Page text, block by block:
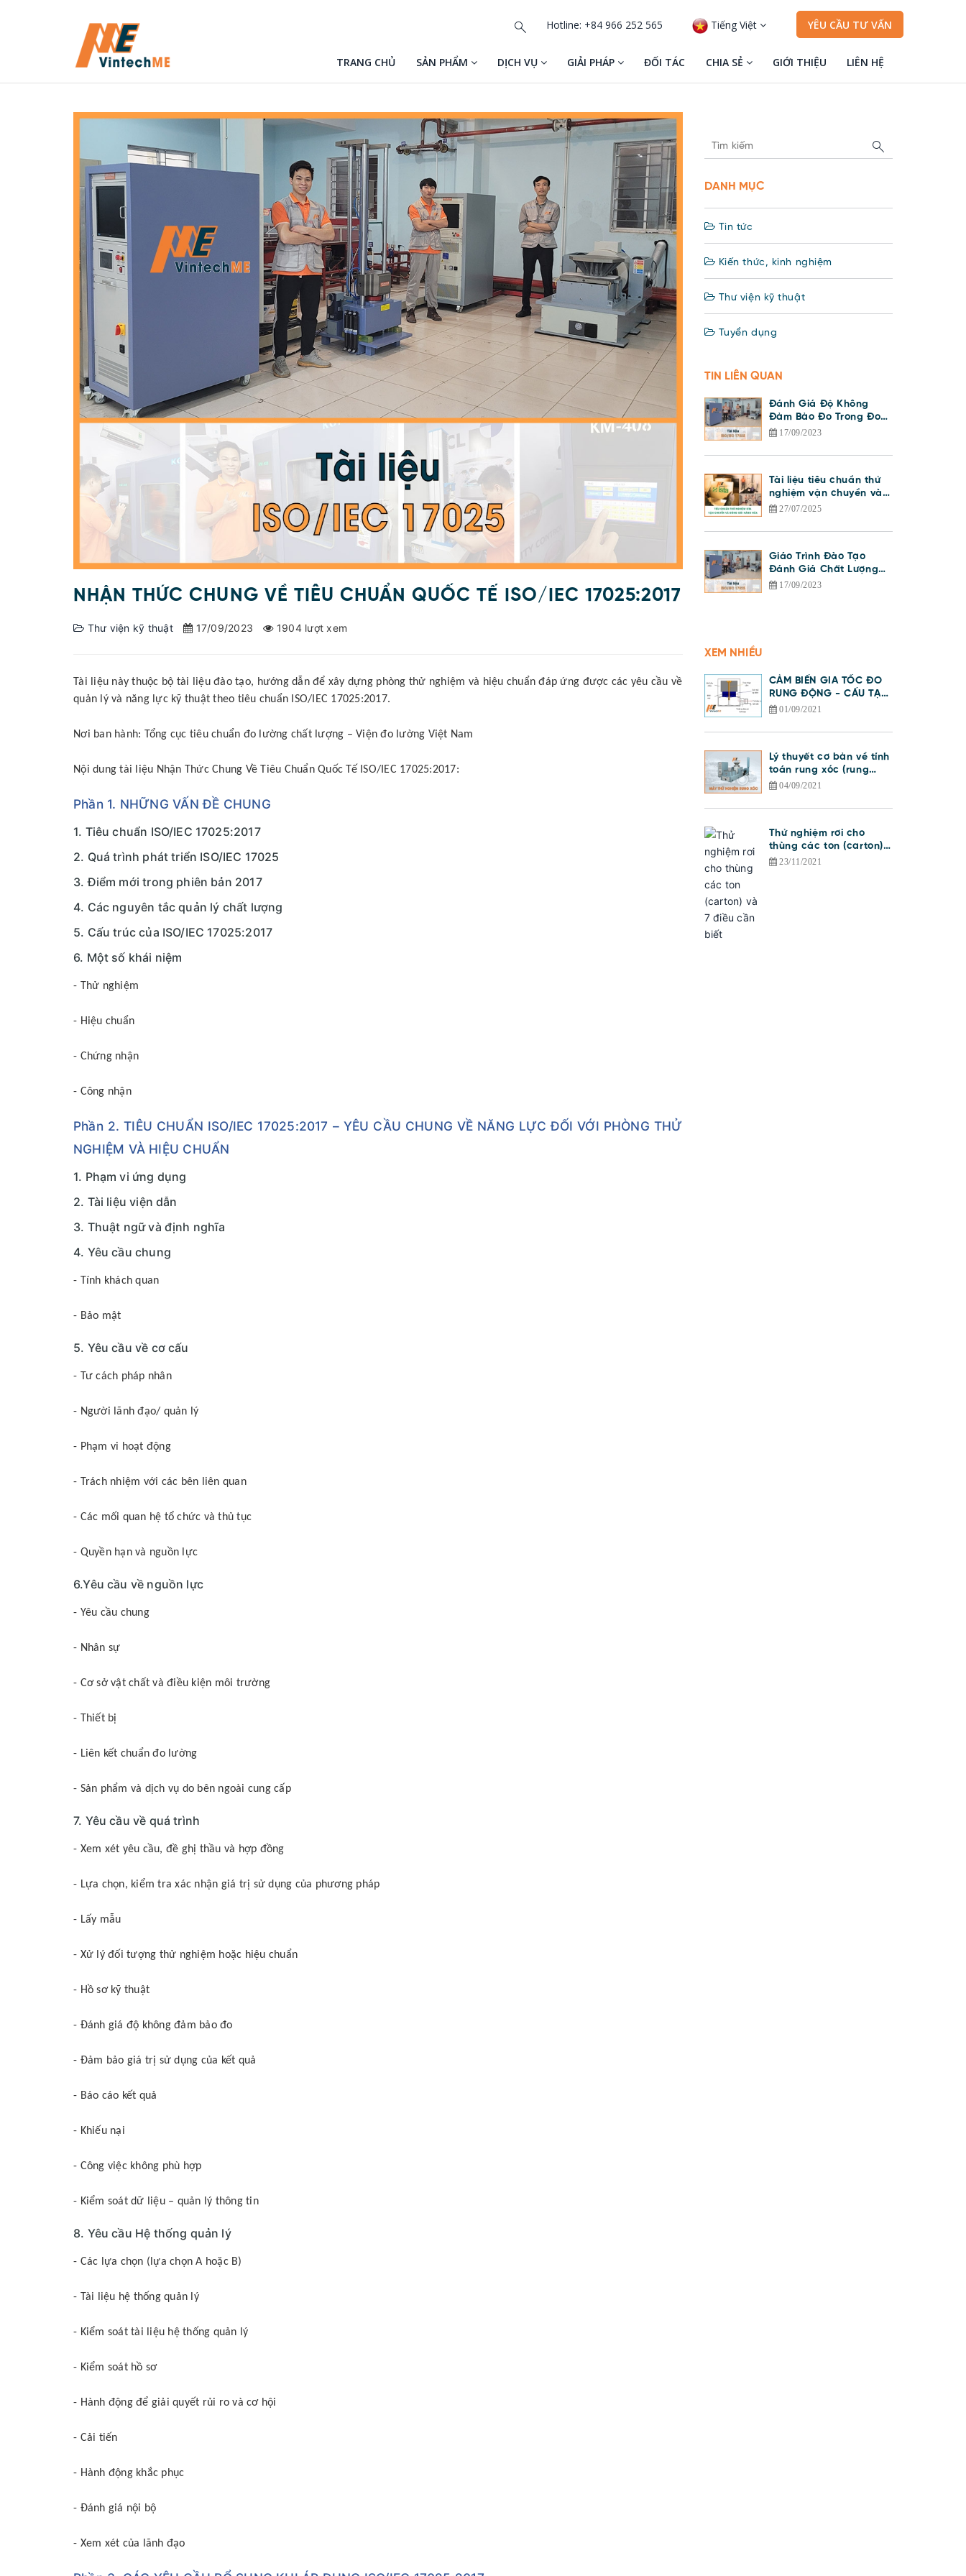
Hotline: +84 966 252 565 Tiếng Việt YÊU CẦU TƯ VẤN
TRANG CHỦ SẢN PHẨM DỊCH VỤ GIẢI PHÁP ĐỐI TÁC CHIA SẺ GIỚI THIỆU LIÊN HỆ
NHẬN THỨC CHUNG VỀ TIÊU CHUẨN QUỐC TẾ ISO/IEC 17025:2017
Thư viện kỹ thuật 17/09/2023 1904 lượt xem
Tài liệu này thuộc bộ tài liệu đào tạo, hướng dẫn để xây dựng phòng thử nghiệm và hiệu chuẩn đáp ứng được các yêu cầu về
quản lý và năng lực kỹ thuật theo tiêu chuẩn ISO/IEC 17025:2017.
Nơi ban hành: Tổng cục tiêu chuẩn đo lường chất lượng – Viện đo lường Việt Nam
Nội dung tài liệu Nhận Thức Chung Về Tiêu Chuẩn Quốc Tế ISO/IEC 17025:2017:
Phần 1. NHỮNG VẤN ĐỀ CHUNG
1. Tiêu chuẩn ISO/IEC 17025:2017
2. Quá trình phát triển ISO/IEC 17025
3. Điểm mới trong phiên bản 2017
4. Các nguyên tắc quản lý chất lượng
5. Cấu trúc của ISO/IEC 17025:2017
6. Một số khái niệm
- Thử nghiệm
- Hiệu chuẩn
- Chứng nhận
- Công nhận
Phần 2. TIÊU CHUẨN ISO/IEC 17025:2017 – YÊU CẦU CHUNG VỀ NĂNG LỰC ĐỐI VỚI PHÒNG THỬ
NGHIỆM VÀ HIỆU CHUẨN
1. Phạm vi ứng dụng
2. Tài liệu viện dẫn
3. Thuật ngữ và định nghĩa
4. Yêu cầu chung
- Tính khách quan
- Bảo mật
5. Yêu cầu về cơ cấu
- Tư cách pháp nhân
- Người lãnh đạo/ quản lý
- Phạm vi hoạt động
- Trách nhiệm với các bên liên quan
- Các mối quan hệ tổ chức và thủ tục
- Quyền hạn và nguồn lực
6.Yêu cầu về nguồn lực
- Yêu cầu chung
- Nhân sự
- Cơ sở vật chất và điều kiện môi trường
- Thiết bị
- Liên kết chuẩn đo lường
- Sản phẩm và dịch vụ do bên ngoài cung cấp
7. Yêu cầu về quá trình
- Xem xét yêu cầu, đề ghị thầu và hợp đồng
- Lựa chọn, kiểm tra xác nhận giá trị sử dụng của phương pháp
- Lấy mẫu
- Xử lý đối tượng thử nghiệm hoặc hiệu chuẩn
- Hồ sơ kỹ thuật
- Đánh giá độ không đảm bảo đo
- Đảm bảo giá trị sử dụng của kết quả
- Báo cáo kết quả
- Khiếu nại
- Công việc không phù hợp
- Kiểm soát dữ liệu – quản lý thông tin
8. Yêu cầu Hệ thống quản lý
- Các lựa chọn (lựa chọn A hoặc B)
- Tài liệu hệ thống quản lý
- Kiểm soát tài liệu hệ thống quản lý
- Kiểm soát hồ sơ
- Hành động để giải quyết rủi ro và cơ hội
- Cải tiến
- Hành động khắc phục
- Đánh giá nội bộ
- Xem xét của lãnh đạo
DANH MỤC
Tin tức
Kiến thức, kinh nghiệm
Thư viện kỹ thuật
Tuyển dụng
TIN LIÊN QUAN
Đánh Giá Độ Không
Đảm Bảo Đo Trong Đo
Lường Thử Nghiệm
17/09/2023
Tài liệu tiêu chuẩn thử
nghiệm vận chuyển và
đóng gói hàng hóa ISTA
27/07/2025
Giáo Trình Đào Tạo
Đánh Giá Chất Lượng
Nội Bộ Hệ Thống Quản
17/09/2023
XEM NHIỀU
CẢM BIẾN GIA TỐC ĐO
RUNG ĐỘNG - CẤU TẠO
VÀ NGUYÊN LÝ HOẠT
01/09/2021
Lý thuyết cơ bản về tính
toán rung xóc (rung
động)
04/09/2021
Thử nghiệm rơi cho
thùng các ton (carton)
và 7 điều cần biết
23/11/2021